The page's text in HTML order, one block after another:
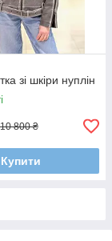
зі шкіри нуплін
10 800 ₴
Купити